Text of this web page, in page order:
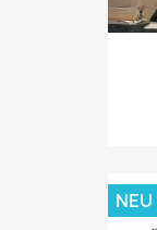
NEU